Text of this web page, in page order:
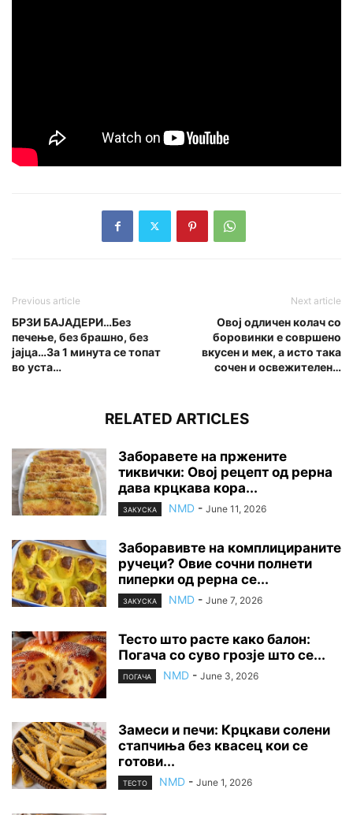
Previous article
БРЗИ БАЈАДЕРИ…Без
печење, без брашно, без
јајца…За 1 минута се топат
во уста…
Next article
Овој одличен колач со
боровинки е совршено
вкусен и мек, а исто така
сочен и освежителен…
RELATED ARTICLES
Заборавете на пржените
тиквички: Овој рецепт од рерна
дава крцкава кора...
ЗАКУСКА NMD - June 11, 2026
Заборавивте на комплицираните
ручеци? Овие сочни полнети
пиперки од рерна се...
ЗАКУСКА NMD - June 7, 2026
Тесто што расте како балон:
Погача со суво грозје што се...
ПОГАЧА NMD - June 3, 2026
Замеси и печи: Крцкави солени
стапчиња без квасец кои се
готови...
ТЕСТО NMD - June 1, 2026